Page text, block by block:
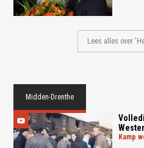
Lees alles over
Midden-Drenthe
kamp